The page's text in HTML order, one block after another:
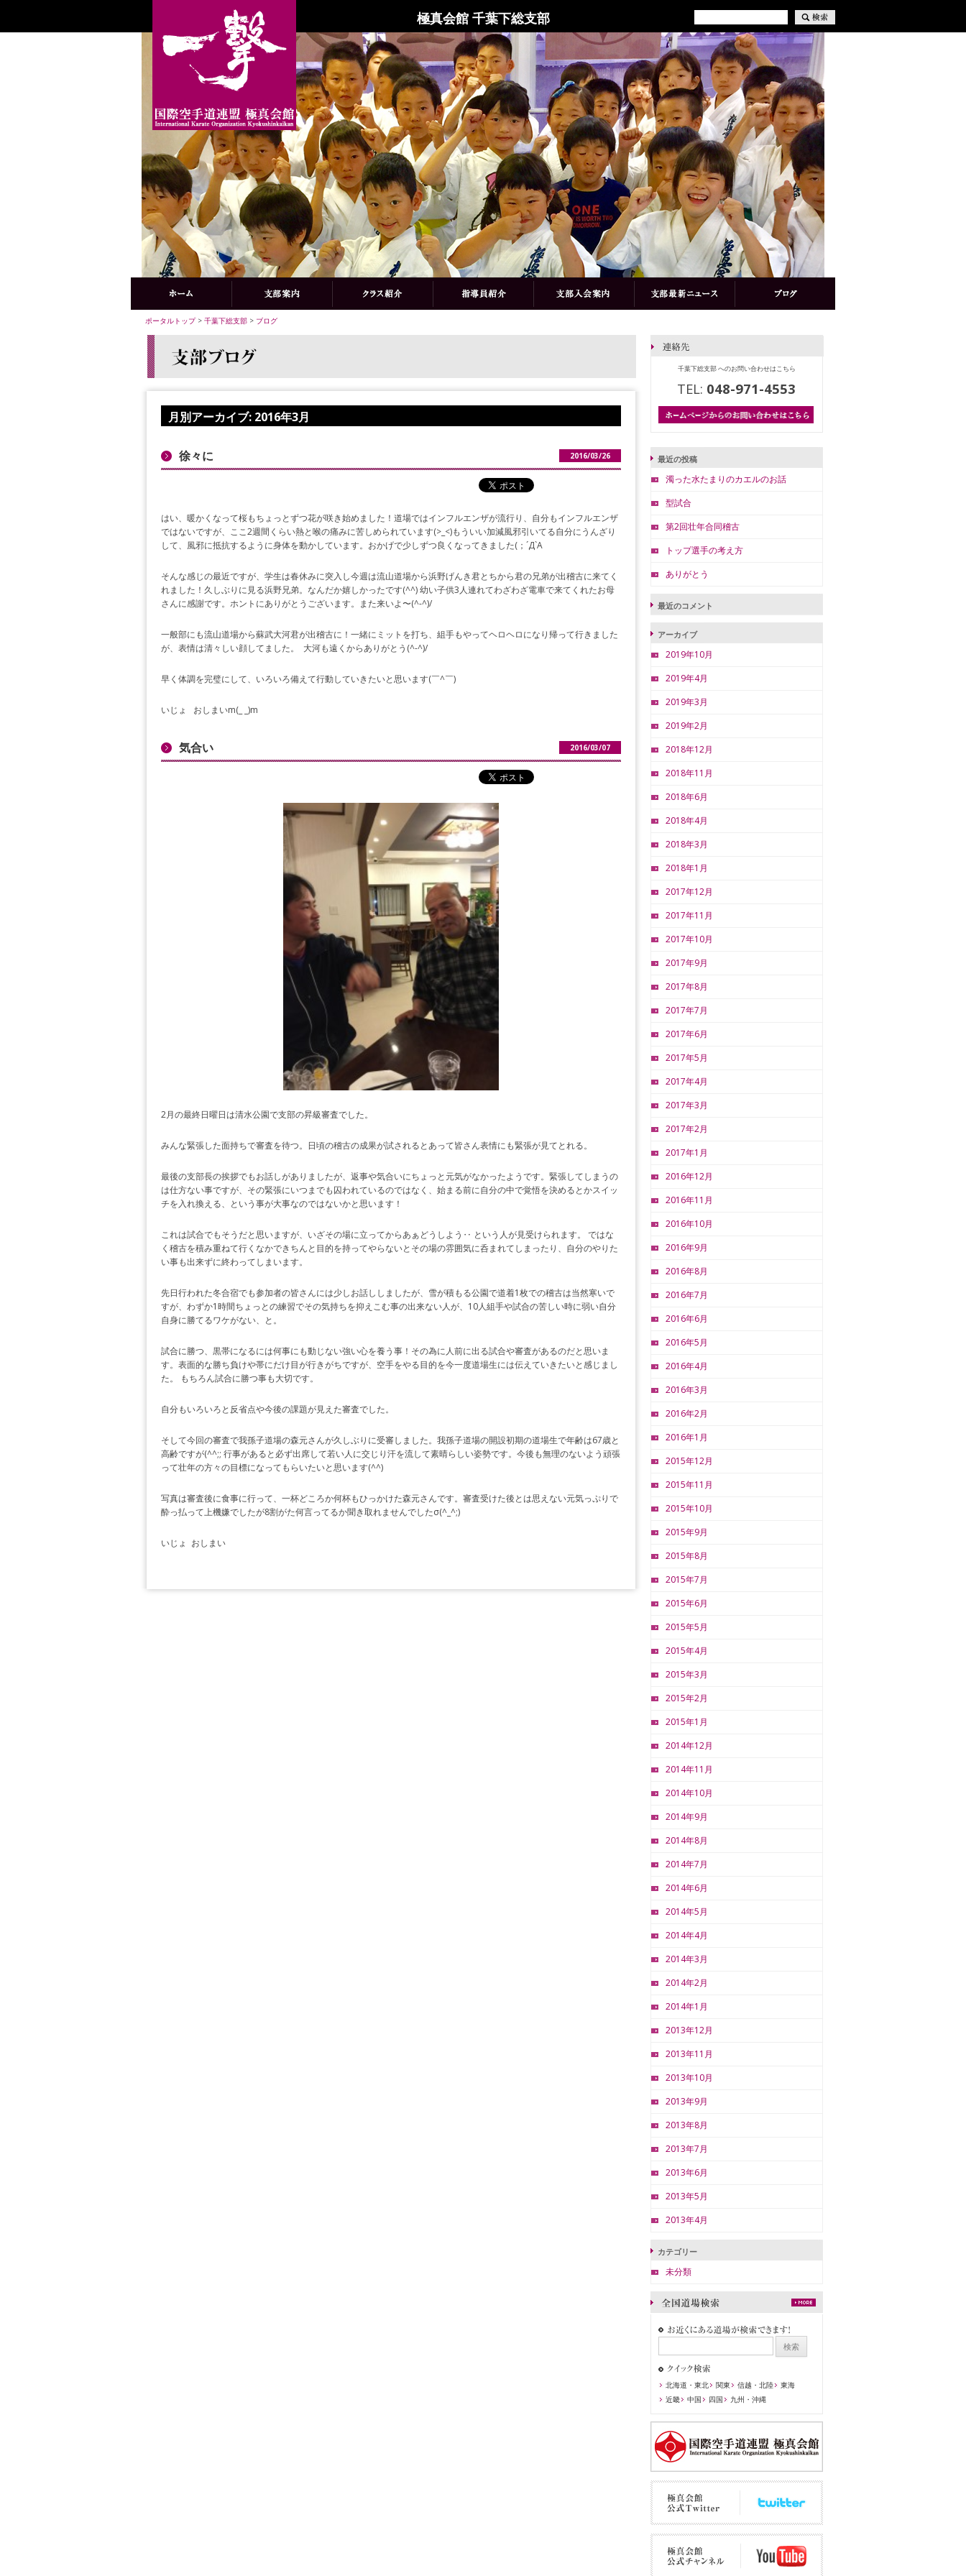
極真会館 千葉下総支部
ポータルトップ> 千葉下総支部 > ブログ
月別アーカイブ: 2016年3月
徐々に 2016/03/26
はい、暖かくなって桜もちょっとずつ花が咲き始めました！道場ではインフルエンザが流行り、自分もインフルエンザ
ではないですが、ここ2週間くらい熱と喉の痛みに苦しめられています(>_<)もういい加減風邪引いてる自分にうんざり
して、風邪に抵抗するように身体を動かしています。おかげで少しずつ良くなってきました(；´Д`A
そんな感じの最近ですが、学生は春休みに突入し今週は流山道場から浜野げんき君とちから君の兄弟が出稽古に来てく
れました！久しぶりに見る浜野兄弟。なんだか嬉しかったです(^^) 幼い子供3人連れてわざわざ電車で来てくれたお母
さんに感謝です。ホントにありがとうございます。また来いよ〜(^-^)/
一般部にも流山道場から蘇武大河君が出稽古に！一緒にミットを打ち、組手もやってヘロヘロになり帰って行きました
が、表情は清々しい顔してました。 大河も遠くからありがとう(^-^)/
早く体調を完璧にして、いろいろ備えて行動していきたいと思います(￣^￣)ゞ
いじょ おしまいm(_ _)m
気合い 2016/03/07
2月の最終日曜日は清水公園で支部の昇級審査でした。
みんな緊張した面持ちで審査を待つ。日頃の稽古の成果が試されるとあって皆さん表情にも緊張が見てとれる。
最後の支部長の挨拶でもお話しがありましたが、返事や気合いにちょっと元気がなかったようです。緊張してしまうの
は仕方ない事ですが、その緊張にいつまでも囚われているのではなく、始まる前に自分の中で覚悟を決めるとかスイッ
チを入れ換える、という事が大事なのではないかと思います！
これは試合でもそうだと思いますが、いざその場に立ってからあぁどうしよう‥ という人が見受けられます。 ではな
く稽古を積み重ねて行くなかできちんと目的を持ってやらないとその場の雰囲気に呑まれてしまったり、自分のやりた
い事も出来ずに終わってしまいます。
先日行われた冬合宿でも参加者の皆さんには少しお話ししましたが、雪が積もる公園で道着1枚での稽古は当然寒いで
すが、わずか1時間ちょっとの練習でその気持ちを抑えこむ事の出来ない人が、10人組手や試合の苦しい時に弱い自分
自身に勝てるワケがない、と。
試合に勝つ、黒帯になるには何事にも動じない強い心を養う事！その為に人前に出る試合や審査があるのだと思いま
す。表面的な勝ち負けや帯にだけ目が行きがちですが、空手をやる目的を今一度道場生には伝えていきたいと感じまし
た。 もちろん試合に勝つ事も大切です。
自分もいろいろと反省点や今後の課題が見えた審査でした。
そして今回の審査で我孫子道場の森元さんが久しぶりに受審しました。我孫子道場の開設初期の道場生で年齢は67歳と
高齢ですが(^^;; 行事があると必ず出席して若い人に交じり汗を流して素晴らしい姿勢です。今後も無理のないよう頑張
って壮年の方々の目標になってもらいたいと思います(^^)
写真は審査後に食事に行って、一杯どころか何杯もひっかけた森元さんです。審査受けた後とは思えない元気っぷりで
酔っ払って上機嫌でしたが8割がた何言ってるか聞き取れませんでしたσ(^_^;)
いじょ おしまい
千葉下総支部 へのお問い合わせはこちら
TEL: 048-971-4553
最近の投稿
濁った水たまりのカエルのお話
型試合
第2回壮年合同稽古
トップ選手の考え方
ありがとう
最近のコメント
アーカイブ
2019年10月
2019年4月
2019年3月
2019年2月
2018年12月
2018年11月
2018年6月
2018年4月
2018年3月
2018年1月
2017年12月
2017年11月
2017年10月
2017年9月
2017年8月
2017年7月
2017年6月
2017年5月
2017年4月
2017年3月
2017年2月
2017年1月
2016年12月
2016年11月
2016年10月
2016年9月
2016年8月
2016年7月
2016年6月
2016年5月
2016年4月
2016年3月
2016年2月
2016年1月
2015年12月
2015年11月
2015年10月
2015年9月
2015年8月
2015年7月
2015年6月
2015年5月
2015年4月
2015年3月
2015年2月
2015年1月
2014年12月
2014年11月
2014年10月
2014年9月
2014年8月
2014年7月
2014年6月
2014年5月
2014年4月
2014年3月
2014年2月
2014年1月
2013年12月
2013年11月
2013年10月
2013年9月
2013年8月
2013年7月
2013年6月
2013年5月
2013年4月
カテゴリー
未分類
北海道・東北 関東 信越・北陸
東海
近畿
中国 四国 九州・沖縄